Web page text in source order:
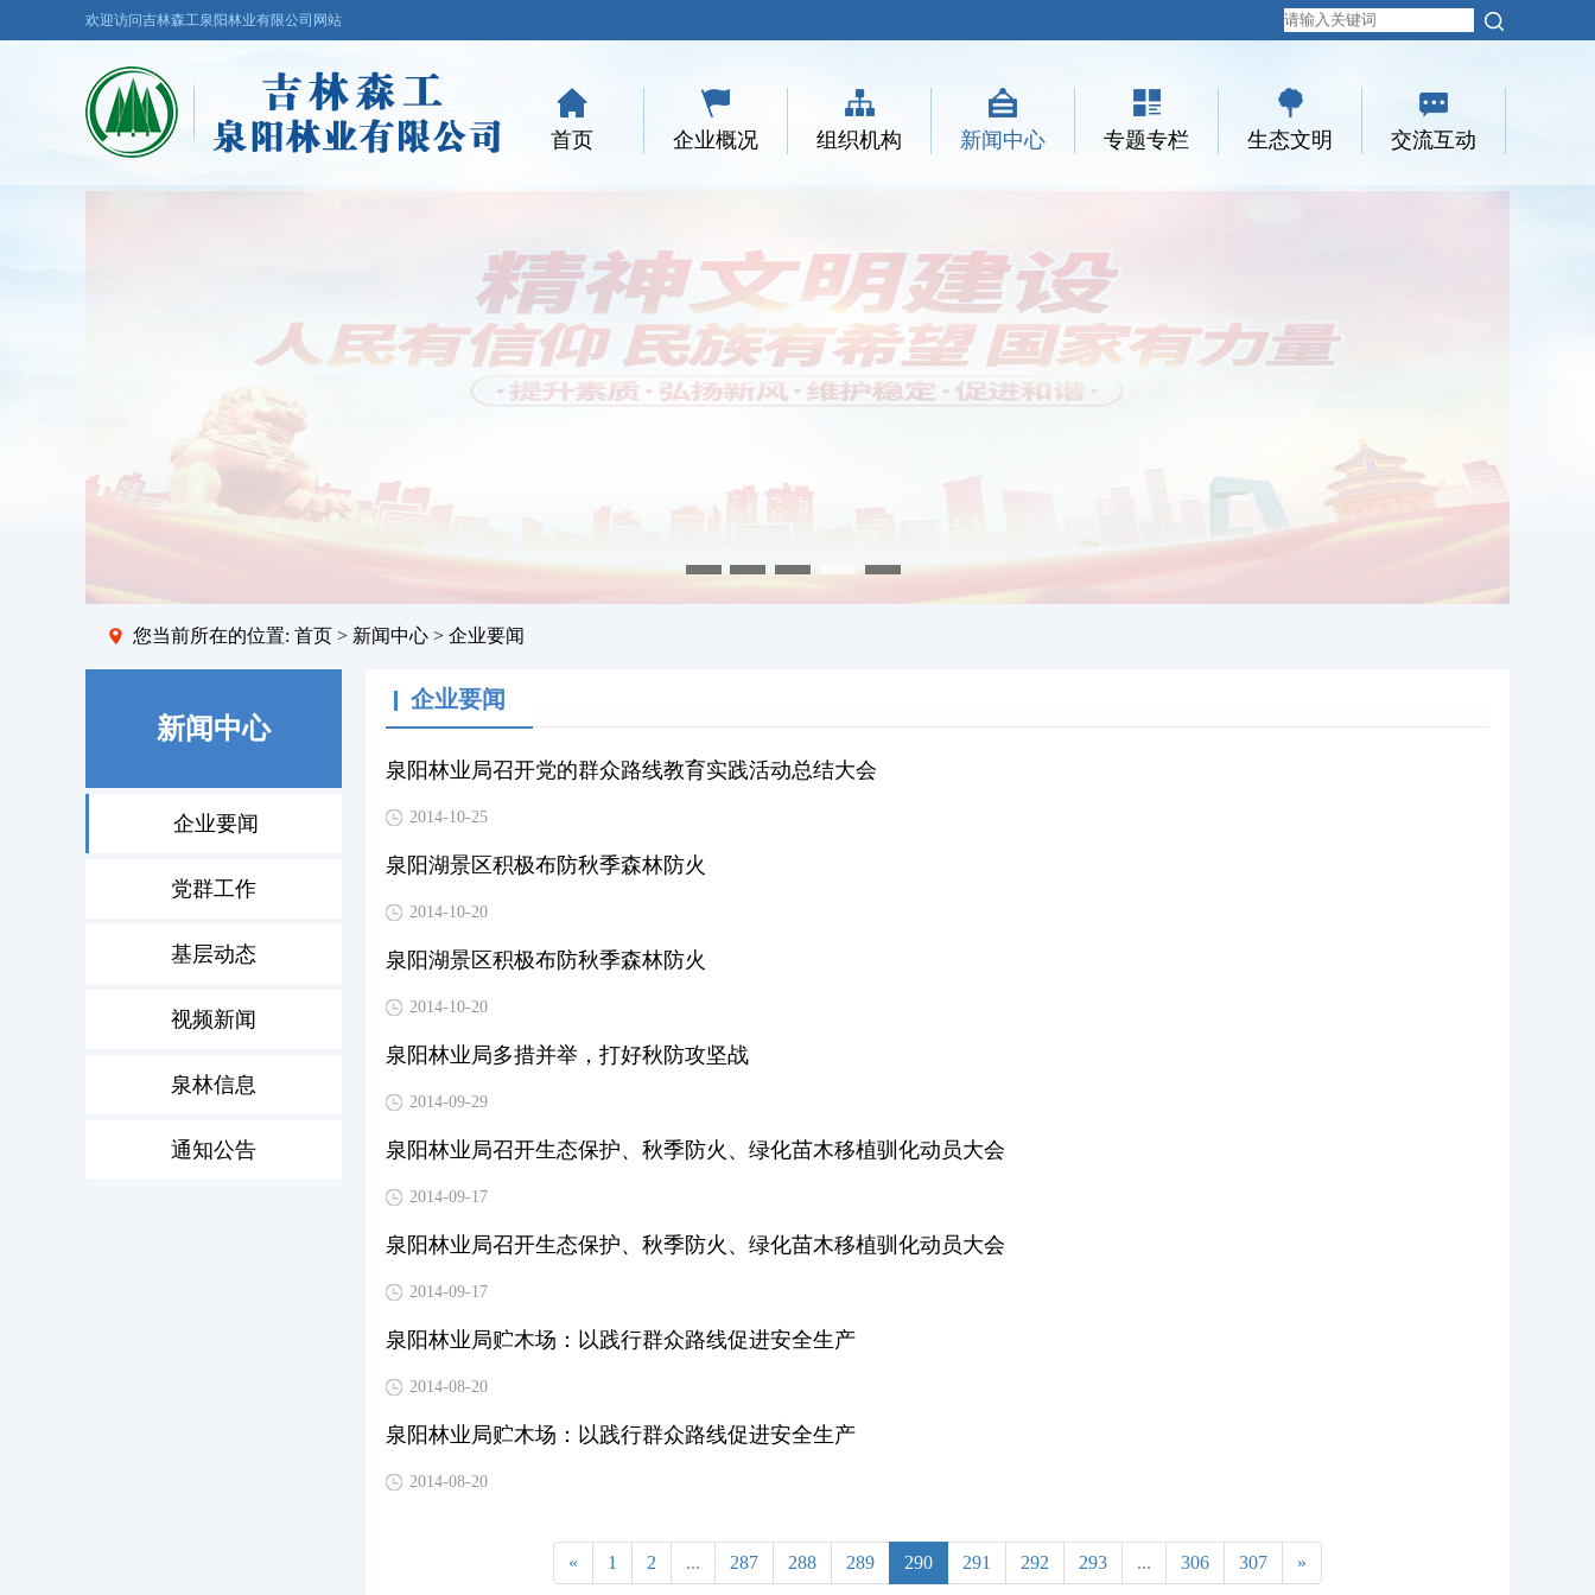
欢迎访问吉林森工泉阳林业有限公司网站
首页 企业概况 组织机构 新闻中心 专题专栏 生态文明 交流互动
您当前所在的位置: 首页 > 新闻中心 > 企业要闻
新闻中心
企业要闻
党群工作
基层动态
视频新闻
泉林信息
通知公告
企业要闻
泉阳林业局召开党的群众路线教育实践活动总结大会
2014-10-25
泉阳湖景区积极布防秋季森林防火
2014-10-20
泉阳湖景区积极布防秋季森林防火
2014-10-20
泉阳林业局多措并举，打好秋防攻坚战
2014-09-29
泉阳林业局召开生态保护、秋季防火、绿化苗木移植驯化动员大会
2014-09-17
泉阳林业局召开生态保护、秋季防火、绿化苗木移植驯化动员大会
2014-09-17
泉阳林业局贮木场：以践行群众路线促进安全生产
2014-08-20
泉阳林业局贮木场：以践行群众路线促进安全生产
2014-08-20
« 1 2 ... 287 288 289 290 291 292 293 ... 306 307 »